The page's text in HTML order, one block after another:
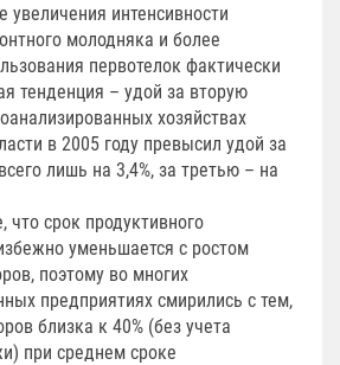
увеличения интенсивности
молодняка и более
первотелок фактически
тенденция – удой за вторую
хозяйствах
в 2005 году превысил удой за
лишь на 3,4%, за третью – на
срок продуктивного
уменьшается с ростом
поэтому во многих
предприятиях смирились с тем,
близка к 40% (без учета
при среднем сроке